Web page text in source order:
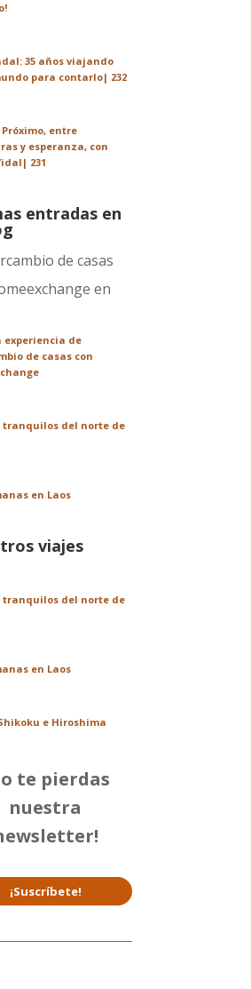
35 años viajando
para contarlo| 232
entre
y esperanza, con
231
entradas en
experiencia de
de casas con
tranquilos del norte de
en Laos
viajes
tranquilos del norte de
en Laos
e Hiroshima
te pierdas
nuestra
¡Suscríbete!